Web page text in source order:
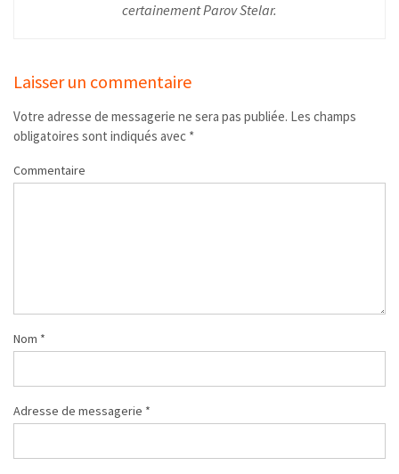
certainement Parov Stelar.
Laisser un commentaire
Votre adresse de messagerie ne sera pas publiée. Les champs
obligatoires sont indiqués avec *
Commentaire
Nom *
Adresse de messagerie *